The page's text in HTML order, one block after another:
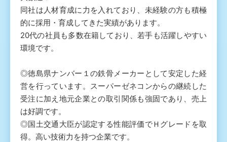
同社は人材育成に力を入れており、未経験の方も積極
的に採用・育成してきた実績があります。
20代の社員も多数在籍しており、若手も活躍しやすい
環境です。
◎徳島県ナンバー１の鉄骨メーカーとして安定した経
営を行っています。スーパーゼネコンからの継続した
受注に加え地元企業との取引関係も強固であり、売上
は好調です。
◎国土交通大臣が認定する性能評価でＨグレードを取
得。高い技術力を持つ企業です。